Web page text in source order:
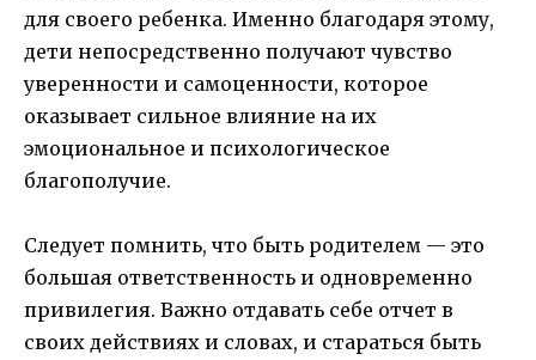
для своего ребенка. Именно благодаря этому,
дети непосредственно получают чувство
уверенности и самоценности, которое
оказывает сильное влияние на их
эмоциональное и психологическое
благополучие.
Следует помнить, что быть родителем — это
большая ответственность и одновременно
привилегия. Важно отдавать себе отчет в
своих действиях и словах, и стараться быть